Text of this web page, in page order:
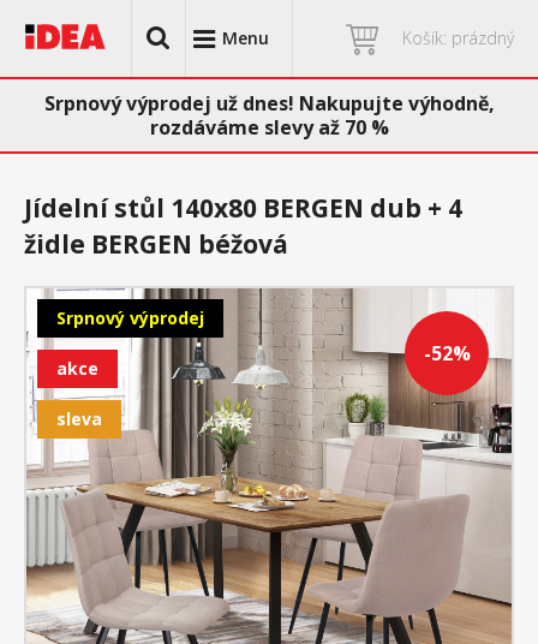
Menu Košík: prázdný
Srpnový výprodej už dnes! Nakupujte výhodně,
rozdáváme slevy až 70 %
-52%
Srpnový výprodej
akce
sleva
Jídelní stůl 140x80 BERGEN dub + 4
židle BERGEN béžová